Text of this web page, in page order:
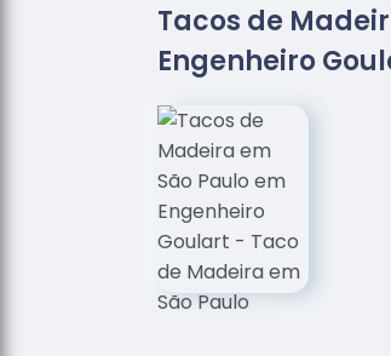
Tacos de
Engenheiro